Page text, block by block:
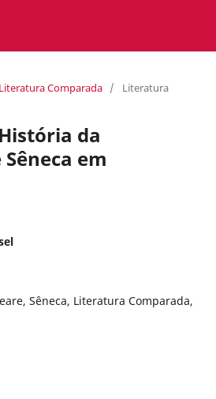
Comparada / Literatura
da
em
Sêneca, Literatura Comparada,